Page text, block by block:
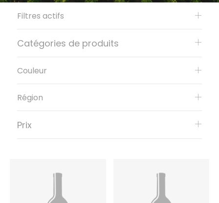
Filtres actifs
Catégories de produits
Couleur
Région
Prix